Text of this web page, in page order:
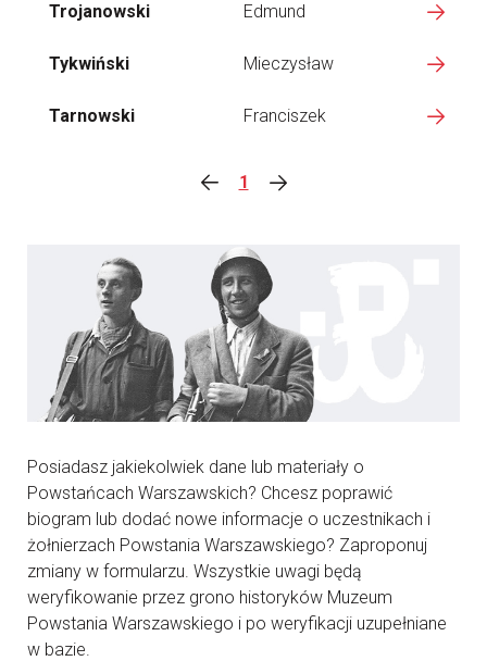
Trojanowski Edmund
Tykwiński Mieczysław
Tarnowski Franciszek
1
Posiadasz jakiekolwiek dane lub materiały o
Powstańcach Warszawskich? Chcesz poprawić
biogram lub dodać nowe informacje o uczestnikach i
żołnierzach Powstania Warszawskiego? Zaproponuj
zmiany w formularzu. Wszystkie uwagi będą
weryfikowanie przez grono historyków Muzeum
Powstania Warszawskiego i po weryfikacji uzupełniane
w bazie.